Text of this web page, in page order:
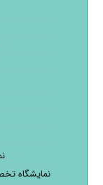
نمایشگاه